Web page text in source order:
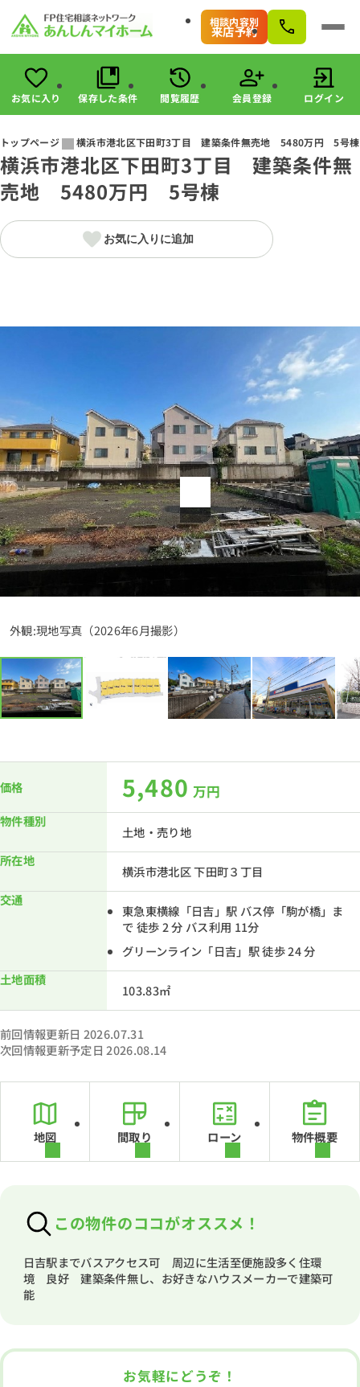
相談内容別
来店予約
会員登録 ログイン
物件検索
駅・路線から探す
こだわりから探す
未公開物件の探し方
来店予約
お問い合わせ
お気に入り 保存した条件 閲覧履歴 会員登録 ログイン
トップページ 横浜市港北区下田町3丁目 建築条件無売地 5480万円 5号棟
横浜市港北区下田町3丁目 建築条件無
売地 5480万円 5号棟
お気に入りに追加
外観:現地写真（2026年6月撮影）
価格 5,480 万円
物件種別
土地・売り地
所在地
横浜市港北区 下田町３丁目
交通
東急東横線「日吉」駅 バス停「駒が橋」ま
で 徒歩 2 分 バス利用 11分
グリーンライン「日吉」駅 徒歩 24 分
土地面積
103.83㎡
前回情報更新日 2026.07.31
次回情報更新予定日 2026.08.14
地図 間取り ローン 物件概要
この物件のココがオススメ！
日吉駅までバスアクセス可 周辺に生活至便施設多く住環
境 良好 建築条件無し、お好きなハウスメーカーで建築可
能
お気軽にどうぞ！